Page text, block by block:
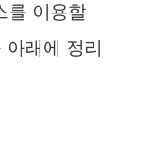
를 이용할
래에 정리